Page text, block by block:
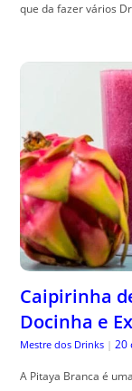
que da fazer vários
Caipirinha
Docinha e
Mestre dos Drinks | 20
A Pitaya Branca é